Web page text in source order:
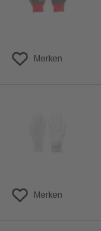
Merken
Merken